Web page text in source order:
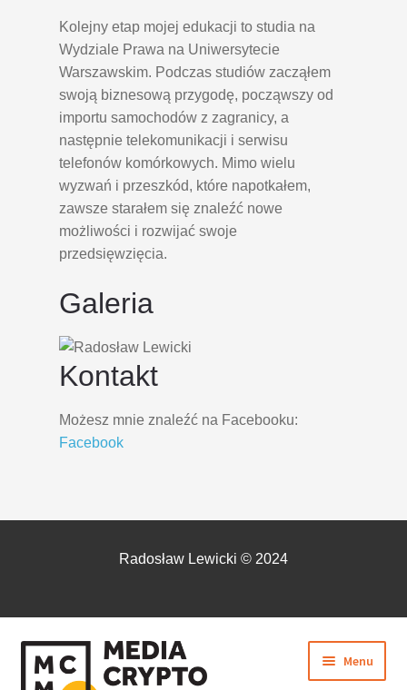
Kolejny etap mojej edukacji to studia na
Wydziale Prawa na Uniwersytecie
Warszawskim. Podczas studiów zacząłem
swoją biznesową przygodę, począwszy od
importu samochodów z zagranicy, a
następnie telekomunikacji i serwisu
telefonów komórkowych. Mimo wielu
wyzwań i przeszkód, które napotkałem,
zawsze starałem się znaleźć nowe
możliwości i rozwijać swoje
przedsięwzięcia.
Galeria
Kontakt
Możesz mnie znaleźć na Facebooku:
Facebook
Radosław Lewicki © 2024
PRZEJDŹ
DO
PRZEJDŹ
DO
Menu